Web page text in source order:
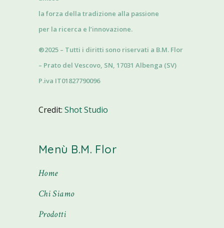
la forza della tradizione alla passione
per la ricerca e l’innovazione.
®2025 – Tutti i diritti sono riservati a B.M. Flor
– Prato del Vescovo, SN, 17031 Albenga (SV)
P.iva IT01827790096
Credit:Shot Studio
Menù B.M. Flor
Home
Chi Siamo
Prodotti